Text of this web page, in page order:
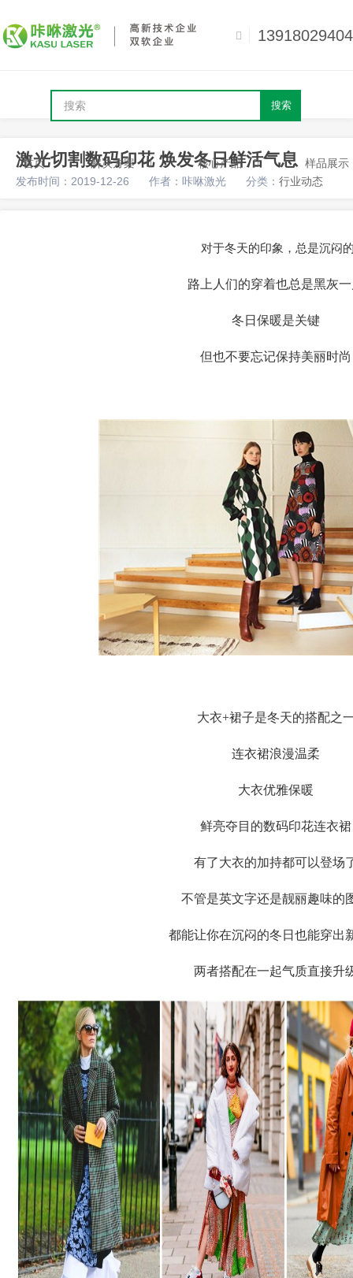
13918029404
搜索
首页 解决方案 核心产品 样品展示
激光切割数码印花 焕发冬日鲜活气息
发布时间：2019-12-26 作者：咔咻激光 分类： 行业动态
对于冬天的印象，总是沉闷
路上人们的穿着也总是黑灰
冬日保暖是关键
但也不要忘记保持美丽时尚
大衣+裙子是冬天的搭配之
连衣裙浪漫温柔
大衣优雅保暖
鲜亮夺目的数码印花连衣裙
有了大衣的加持都可以登场
不管是英文字还是靓丽趣味的
都能让你在沉闷的冬日也能穿出
两者搭配在一起气质直接升